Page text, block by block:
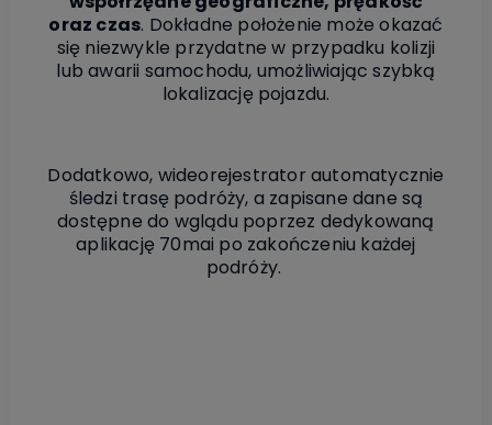
oraz czas. Dokładne położenie może okazać
się niezwykle przydatne w przypadku kolizji
lub awarii samochodu, umożliwiając szybką
lokalizację pojazdu.
Dodatkowo, wideorejestrator automatycznie
śledzi trasę podróży, a zapisane dane są
dostępne do wglądu poprzez dedykowaną
aplikację 70mai po zakończeniu każdej
podróży.